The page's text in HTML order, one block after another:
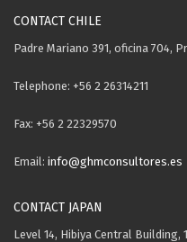
CONTACT CHILE
Padre Mariano 391, oficina 704,
Telephone: +56 2 26314211
Fax: +56 2 22329570
Email: info@ghmconsultores.es
CONTACT JAPAN
Level 14, Hibiya Central